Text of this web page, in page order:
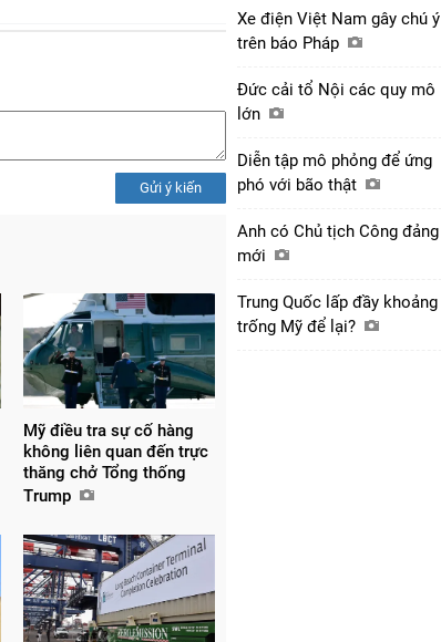
Gửi ý kiến
Mỹ điều tra sự cố hàng
không liên quan đến trực
thăng chở Tổng thống
Trump
Xe điện Việt Nam gây chú ý
trên báo Pháp
Đức cải tổ Nội các quy mô
lớn
Diễn tập mô phỏng để ứng
phó với bão thật
Anh có Chủ tịch Công đảng
mới
Trung Quốc lấp đầy khoảng
trống Mỹ để lại?